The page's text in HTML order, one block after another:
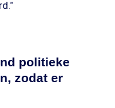
politieke
zodat er